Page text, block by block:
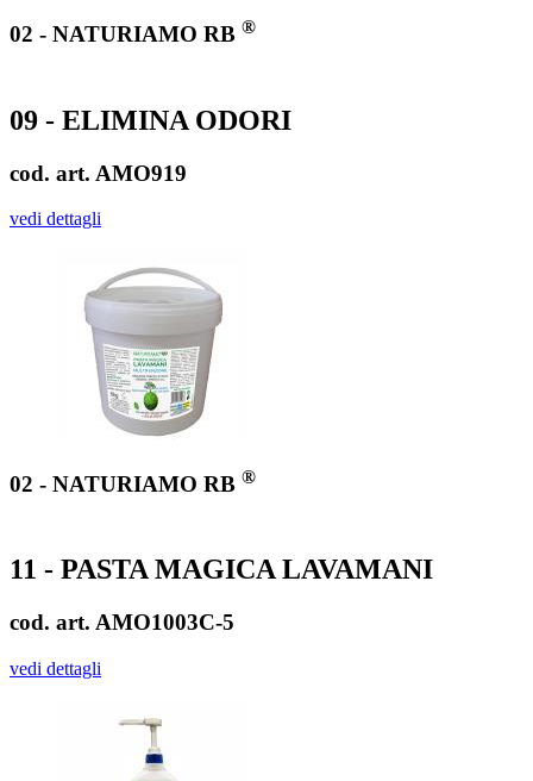
02 - NATURIAMO RB ®
09 - ELIMINA ODORI
cod. art. AMO919
vedi dettagli
02 - NATURIAMO RB ®
11 - PASTA MAGICA LAVAMANI
cod. art. AMO1003C-5
vedi dettagli